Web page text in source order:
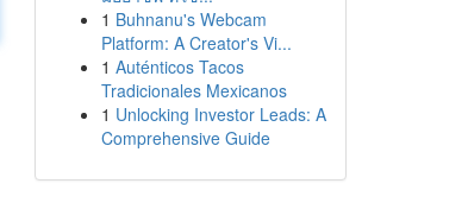
1 Buhnanu's Webcam
Platform: A Creator's Vi...
1 Auténticos Tacos
Tradicionales Mexicanos
1 Unlocking Investor Leads: A
Comprehensive Guide